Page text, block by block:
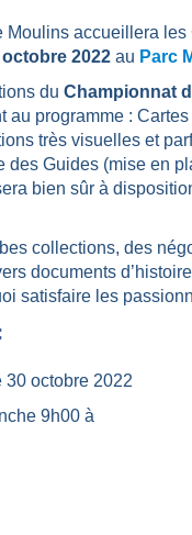
Moulins accueillera
octobre 2022 au Parc
du Championnat
au programme :
très visuelles et
des Guides (mise en
bien sûr à
collections, des
documents
satisfaire les
30 octobre 2022
9h00 à